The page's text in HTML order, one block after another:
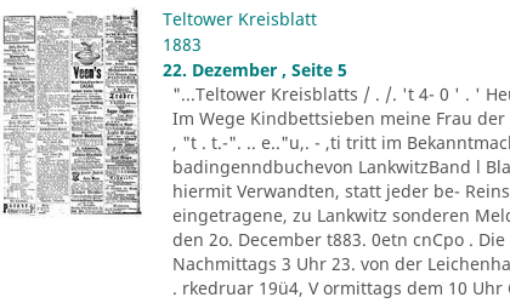
Teltower Kreisblatt
1883
22. Dezember , Seite 5
"...Teltower Kreisblatts / . /. 't 4- 0 ' . '
Im Wege Kindbettsieben meine Frau
, "t . t.-". .. e.."u,. - ,ti tritt im
badingenndbuchevon LankwitzBand l
hiermit Verwandten, statt jeder be-
eingetragene, zu Lankwitz sonderen
den 2o. December t883. 0etn cnCpo .
Nachmittags 3 Uhr 23. von der
. rkedruar 19ü4, V ormittags dem 10